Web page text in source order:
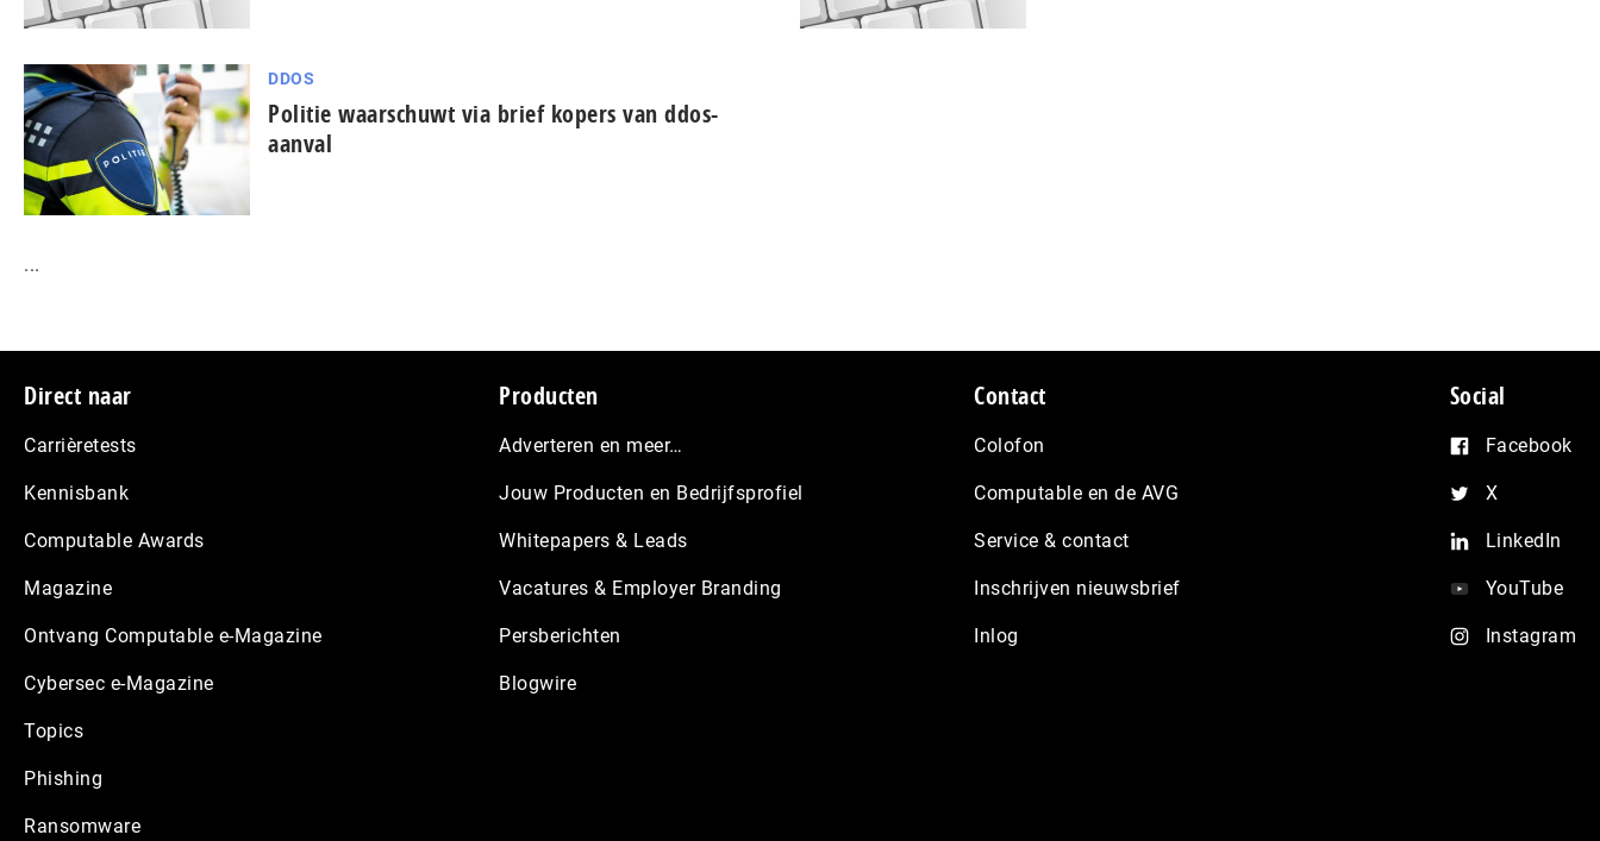
DDOS
Politie waarschuwt via brief kopers van ddos-
aanval
...
Footer
Direct naar
Carrièretests
Kennisbank
Computable Awards
Magazine
Ontvang Computable e-Magazine
Cybersec e-Magazine
Topics
Phishing
Ransomware
Producten
Adverteren en meer…
Jouw Producten en Bedrijfsprofiel
Whitepapers & Leads
Vacatures & Employer Branding
Persberichten
Blogwire
Contact
Colofon
Computable en de AVG
Service & contact
Inschrijven nieuwsbrief
Inlog
Social
Facebook
X
LinkedIn
YouTube
Instagram